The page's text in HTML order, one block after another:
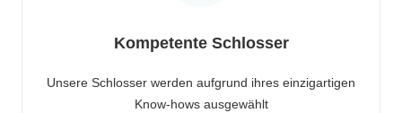
Kompetente Schlosser
Unsere Schlosser werden aufgrund ihres einzigartigen
Know-hows ausgewählt